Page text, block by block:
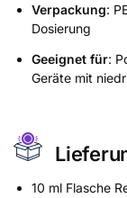
Verpackung:
Dosierung
Geeignet für:
Geräte mit
10 ml Flasche